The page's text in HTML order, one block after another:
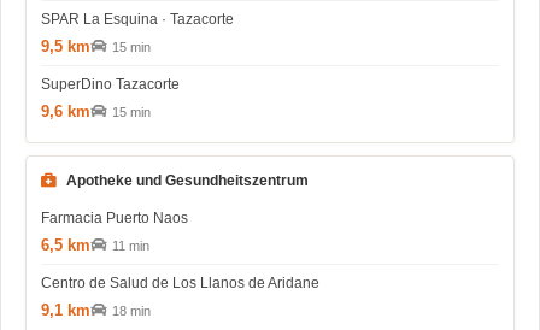
SPAR La Esquina · Tazacorte
9,5 km 15 min
SuperDino Tazacorte
9,6 km 15 min
Apotheke und Gesundheitszentrum
Farmacia Puerto Naos
6,5 km 11 min
Centro de Salud de Los Llanos de Aridane
9,1 km 18 min